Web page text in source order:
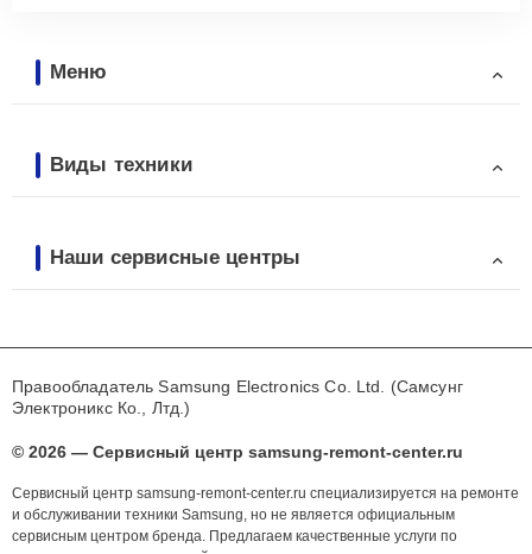
Меню
Виды техники
Наши сервисные центры
Правообладатель Samsung Electronics Co. Ltd. (Самсунг
Электроникс Ко., Лтд.)
© 2026 — Сервисный центр samsung-remont-center.ru
Сервисный центр samsung-remont-center.ru специализируется на ремонте
и обслуживании техники Samsung, но не является официальным
сервисным центром бренда. Предлагаем качественные услуги по